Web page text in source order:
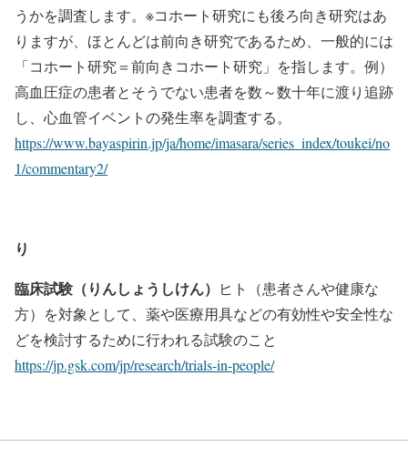
うかを調査します。※コホート研究にも後ろ向き研究はあ
りますが、ほとんどは前向き研究であるため、一般的には
「コホート研究＝前向きコホート研究」を指します。例）
高血圧症の患者とそうでない患者を数～数十年に渡り追跡
し、心血管イベントの発生率を調査する。
https://www.bayaspirin.jp/ja/home/imasara/series_index/toukei/no
1/commentary2/
り
臨床試験（りんしょうしけん） ヒト（患者さんや健康な
方）を対象として、薬や医療用具などの有効性や安全性な
どを検討するために行われる試験のこと
https://jp.gsk.com/jp/research/trials-in-people/